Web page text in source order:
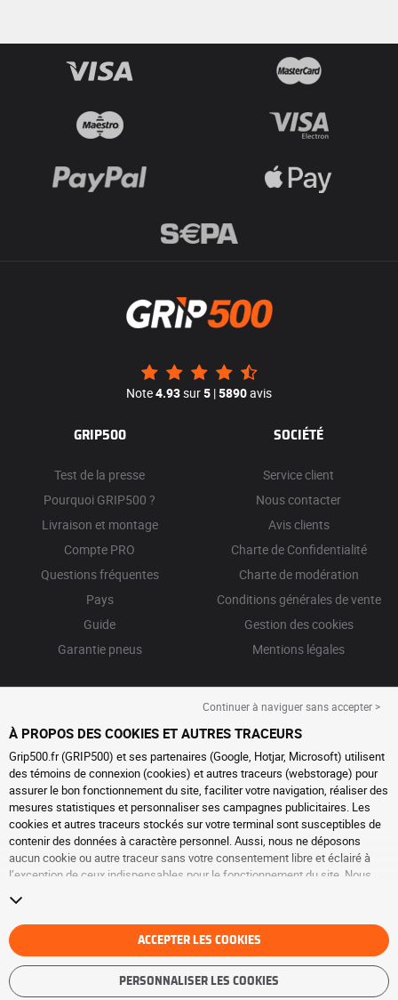
Note4.93sur5 |5890avis
GRIP500
Test de la presse
Pourquoi GRIP500 ?
Livraison et montage
Compte PRO
Questions fréquentes
Pays
Guide
Garantie pneus
SOCIÉTÉ
Service client
Nous contacter
Avis clients
Charte de Confidentialité
Charte de modération
Conditions générales de vente
Gestion des cookies
Mentions légales
Continuer à naviguer sans accepter >
À PROPOS DES COOKIES ET AUTRES TRACEURS
Grip500.fr (GRIP500) et ses partenaires (Google, Hotjar, Microsoft) utilisent
des témoins de connexion (cookies) et autres traceurs (webstorage) pour
assurer le bon fonctionnement du site, faciliter votre navigation, réaliser des
mesures statistiques et personnaliser ses campagnes publicitaires. Les
cookies et autres traceurs stockés sur votre terminal sont susceptibles de
contenir des données à caractère personnel. Aussi, nous ne déposons
aucun cookie ou autre traceur sans votre consentement libre et éclairé à
l’exception de ceux indispensables pour le fonctionnement du site. Nous
consentement à tout moment en vous rendant sur la
traceurs. Vous pouvez choisir de continuer à naviguer sans accepter le
dépôt de cookies ou autres traceurs. Le refus ne fait pas obstacle à l’accès
aux services GRIP500. Pour plus d’informations, nous vous invitons à
consulter
la page cookies et autres traceurs
ACCEPTER LES COOKIES
PERSONNALISER LES COOKIES